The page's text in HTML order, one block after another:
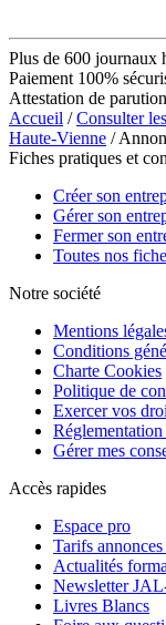
Plus de 600 journaux
Paiement 100%
Attestation de
Accueil /Consulter
Haute-Vienne /
Fiches pratiques et
Créer son
Gérer son
Fermer son
Toutes nos
Notre société
Mentions
Conditions
Charte Cookies
Politique de
Exercer vos
Réglementation
Gérer mes
Accès rapides
Espace pro
Tarifs annonces
Actualités
Newsletter
Livres Blancs